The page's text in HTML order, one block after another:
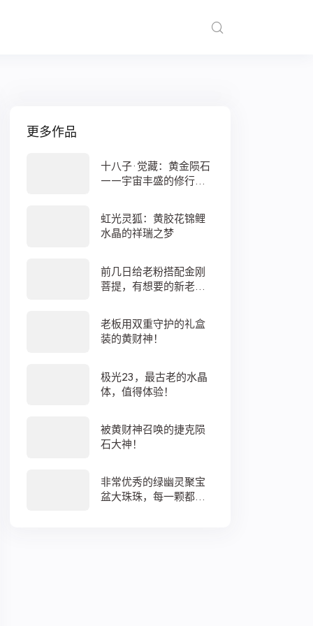
更多作品
十八子·觉藏：黄金陨石
——宇宙丰盛的修行之
虹光灵狐：黄胶花锦鲤
水晶的祥瑞之梦
前几日给老粉搭配金刚
菩提，有想要的新老
老板用双重守护的礼盒
装的黄财神！
极光23，最古老的水晶
体，值得体验！
被黄财神召唤的捷克陨
石大神！
非常优秀的绿幽灵聚宝
盆大珠珠，每一颗都蕴